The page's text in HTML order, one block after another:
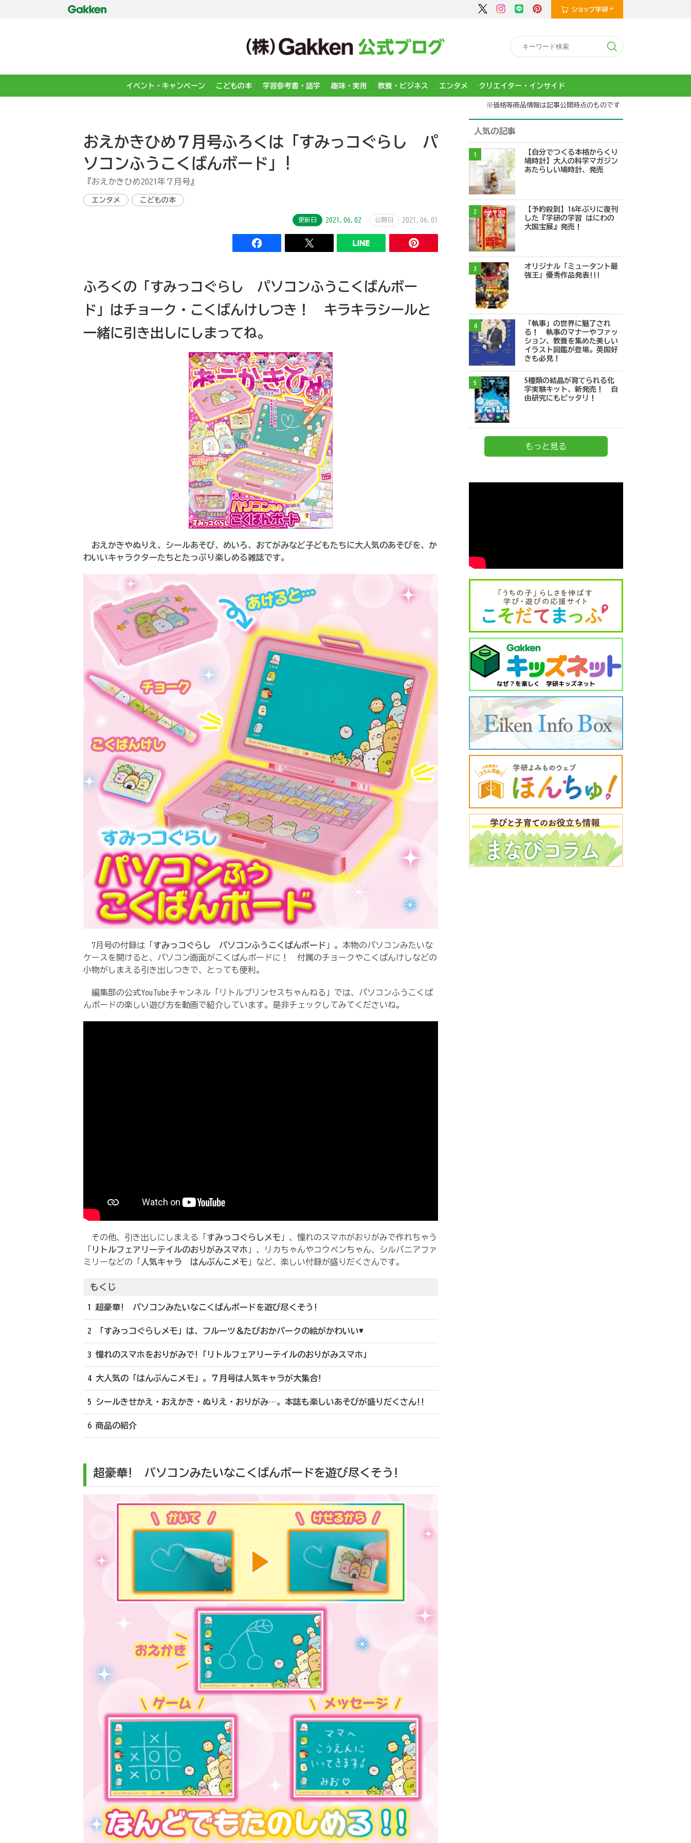
イベント・キャンペーン こどもの本 学習参考書・語学 趣味・実用 教養・ビジネス エンタメ クリエイター・インサイド
※価格等商品情報は記事公開時点のものです
おえかきひめ７月号ふろくは「すみっコぐらし パ
ソコンふうこくばんボード」!
『おえかきひめ2021年７月号』
エンタメ こどもの本
更新日 2021.06.02 公開日 2021.06.01
ふろくの「すみっコぐらし パソコンふうこくばんボー
ド」はチョーク・こくばんけしつき！ キラキラシールと
一緒に引き出しにしまってね。
おえかきやぬりえ、シールあそび、めいろ、おてがみなど子どもたちに大人気のあそびを、か
わいいキャラクターたちとたっぷり楽しめる雑誌です。
​ 7月号の付録は「 すみっコぐらし パソコンふうこくばんボード 」。本物のパソコンみたいな
ケースを開けると、パソコン画面がこくばんボードに！ 付属のチョークやこくばんけしなどの
小物がしまえる引き出しつきで、とっても便利。
編集部の公式YouTubeチャンネル「リトルプリンセスちゃんねる」では、パソコンふうこくば
んボードの楽しい遊び方を動画で紹介しています。是非チェックしてみてくださいね。
その他、引き出しにしまえる「 すみっコぐらしメモ 」、憧れのスマホがおりがみで作れちゃう
「 リトルフェアリーテイルのおりがみスマホ 」、リカちゃんやコウペンちゃん、シルバニアファ
ミリーなどの「 人気キャラ はんぶんこメモ 」など、楽しい付録が盛りだくさんです。
もくじ
1 超豪華! パソコンみたいなこくばんボードを遊び尽くそう!
2 「すみっコぐらしメモ」は、フルーツ＆たぴおかパークの絵がかわいい♥
3 憧れのスマホをおりがみで!「リトルフェアリーテイルのおりがみスマホ」
4 大人気の「はんぶんこメモ」。７月号は人気キャラが大集合!
5 シールきせかえ・おえかき・ぬりえ・おりがみ…。本誌も楽しいあそびが盛りだくさん!!
6 商品の紹介
超豪華! パソコンみたいなこくばんボードを遊び尽くそう!
人気の記事
1
【自分でつくる本格からくり
鳩時計】大人の科学マガジン
あたらしい鳩時計、発売
2
【予約殺到】16年ぶりに復刊
した『学研の学習 はにわの
大国宝展』発売！
3
オリジナル「ミュータント最
強王」優秀作品発表!!!
4
「執事」の世界に魅了され
る！ 執事のマナーやファッ
ション、教養を集めた美しい
イラスト図鑑が登場。英国好
きも必見！
5
5種類の結晶が育てられる化
学実験キット、新発売！ 自
由研究にもピッタリ！
もっと見る